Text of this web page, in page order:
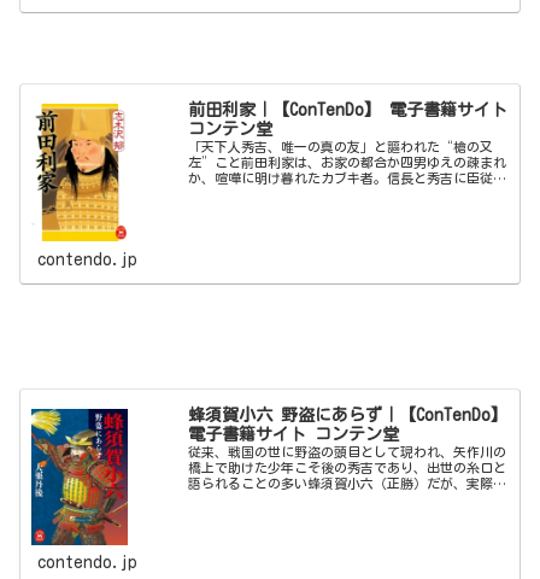
前田利家｜【ConTenDo】 電子書籍サイト
コンテン堂
「天下人秀吉、唯一の真の友」と謳われた“槍の又
左”こと前田利家は、お家の都合か四男ゆえの疎まれ
か、喧嘩に明け暮れたカブキ者。信長と秀吉に臣従し
contendo.jp
蜂須賀小六 野盗にあらず｜【ConTenDo】
電子書籍サイト コンテン堂
従来、戦国の世に野盗の頭目として現われ、矢作川の
橋上で助けた少年こそ後の秀吉であり、出世の糸口と
語られることの多い蜂須賀小六（正勝）だが、実際は
contendo.jp